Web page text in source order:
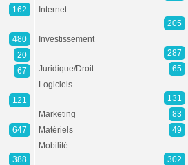
162
480
20
67
121
647
388
Internet
205
Investissement
287
Juridique/Droit
65
Logiciels
131
Marketing
83
Matériels
49
Mobilité
302